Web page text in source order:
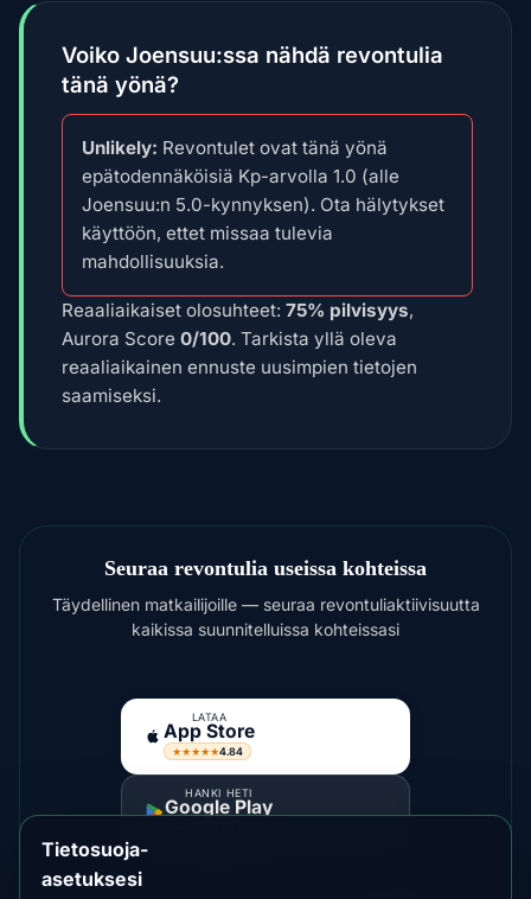
Voiko Joensuu:ssa nähdä revontulia
tänä yönä?
Unlikely: Revontulet ovat tänä yönä
epätodennäköisiä Kp-arvolla 1.0 (alle
Joensuu:n 5.0-kynnyksen). Ota hälytykset
käyttöön, ettet missaa tulevia
mahdollisuuksia.
Reaaliaikaiset olosuhteet: 75% pilvisyys,
Aurora Score 0/100. Tarkista yllä oleva
reaaliaikainen ennuste uusimpien tietojen
saamiseksi.
Seuraa revontulia useissa kohteissa
Täydellinen matkailijoille — seuraa revontuliaktiivisuutta
kaikissa suunnitelluissa kohteissasi
LATAA
App Store
★★★★★4.84
HANKI HETI
Google Play
Tietosuoja-
asetuksesi